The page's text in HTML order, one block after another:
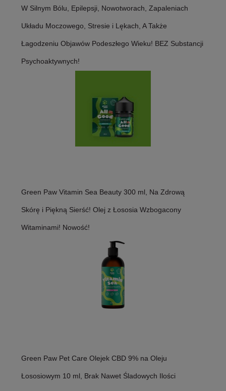
W Silnym Bólu, Epilepsji, Nowotworach, Zapaleniach
Układu Moczowego, Stresie i Lękach, A Także
Łagodzeniu Objawów Podeszłego Wieku! BEZ Substancji
Psychoaktywnych!
Green Paw Vitamin Sea Beauty 300 ml, Na Zdrową
Skórę i Piękną Sierść! Olej z Łososia Wzbogacony
Witaminami! Nowość!
Green Paw Pet Care Olejek CBD 9% na Oleju
Łososiowym 10 ml, Brak Nawet Śladowych Ilości